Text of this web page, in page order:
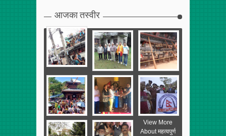
आजका तस्वीर
View More
About महत्वपुर्ण